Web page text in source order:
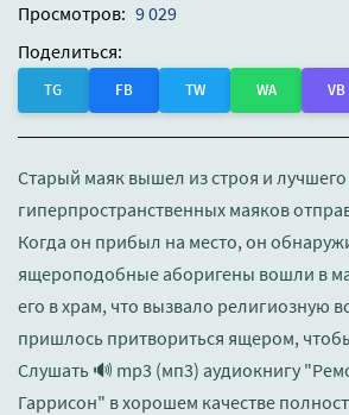
Просмотров: 9 029
Поделиться:
TG FB TW WA VB
Старый маяк вышел из строя и
гиперпространственных маяков
Когда он прибыл на место, он
ящероподобные аборигены вошли в
его в храм, что вызвало религиозную
пришлось притвориться ящером,
Слушать 🔊 mp3 (мп3) аудиокнигу
Гаррисон" в хорошем качестве